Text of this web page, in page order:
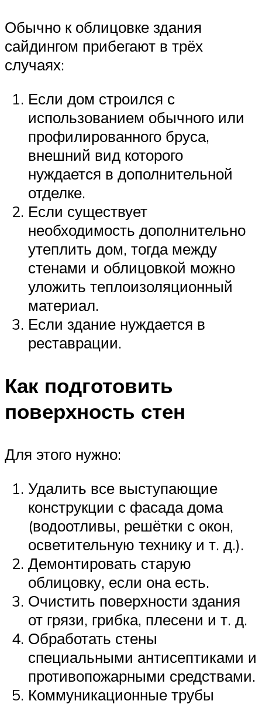
Обычно к облицовке здания
сайдингом прибегают в трёх
случаях:
Если дом строился с
использованием обычного или
профилированного бруса,
внешний вид которого
нуждается в дополнительной
отделке.
Если существует
необходимость дополнительно
утеплить дом, тогда между
стенами и облицовкой можно
уложить теплоизоляционный
материал.
Если здание нуждается в
реставрации.
Как подготовить
поверхность стен
Для этого нужно:
Удалить все выступающие
конструкции с фасада дома
(водоотливы, решётки с окон,
осветительную технику и т. д.).
Демонтировать старую
облицовку, если она есть.
Очистить поверхности здания
от грязи, грибка, плесени и т. д.
Обработать стены
специальными антисептиками и
противопожарными средствами.
Коммуникационные трубы